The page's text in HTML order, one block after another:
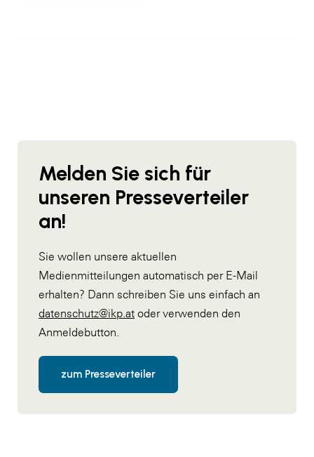
Melden Sie sich für
unseren Presseverteiler
an!
Sie wollen unsere aktuellen
Medienmitteilungen automatisch per E-Mail
erhalten? Dann schreiben Sie uns einfach an
datenschutz@ikp.at oder verwenden den
Anmeldebutton.
zum Presseverteiler